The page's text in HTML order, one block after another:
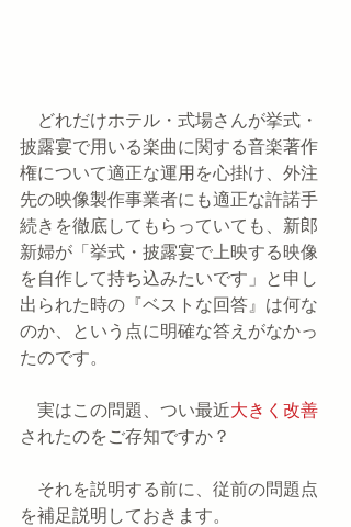
どれだけホテル・式場さんが挙式・
披露宴で用いる楽曲に関する音楽著作
権について適正な運用を心掛け、外注
先の映像製作事業者にも適正な許諾手
続きを徹底してもらっていても、新郎
新婦が「挙式・披露宴で上映する映像
を自作して持ち込みたいです」と申し
出られた時の『ベストな回答』は何な
のか、という点に明確な答えがなかっ
たのです。
実はこの問題、つい最近大きく改善
されたのをご存知ですか？
それを説明する前に、従前の問題点
を補足説明しておきます。